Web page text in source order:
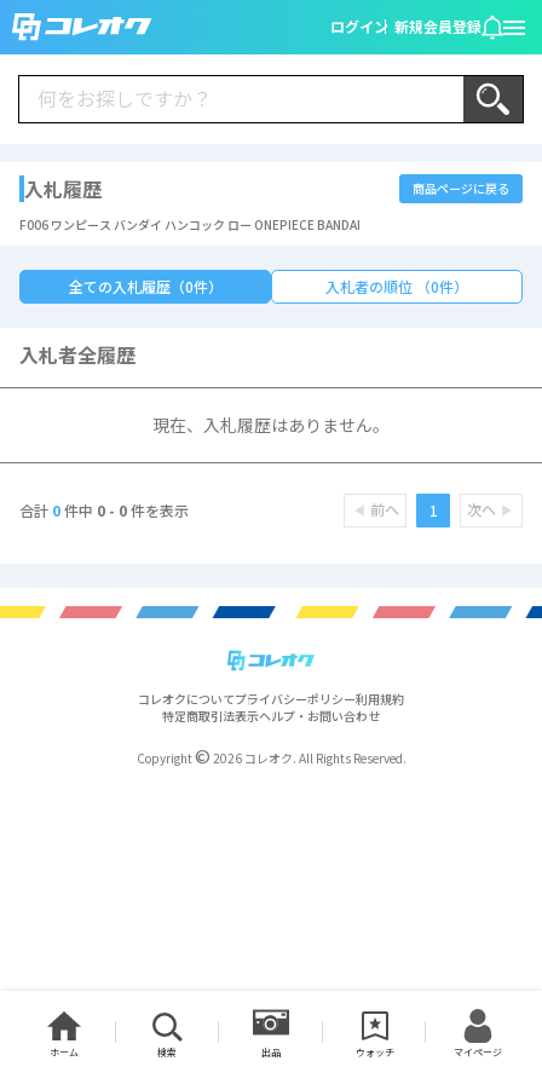
ログイン 新規会員登録
入札履歴
商品ページに戻る
F006 ワンピース バンダイ ハンコック ロー ONEPIECE BANDAI
全ての入札履歴（0件） 入札者の順位 （0件）
入札者全履歴
現在、入札履歴はありません。
合計 0件中 0 - 0件を表示 前へ 1 次へ
コレオクについてプライバシーポリシー利用規約
特定商取引法表示ヘルプ・お問い合わせ
Copyright© 2026 コレオク. All Rights Reserved.
ホーム 検索 出品 ウォッチ マイページ